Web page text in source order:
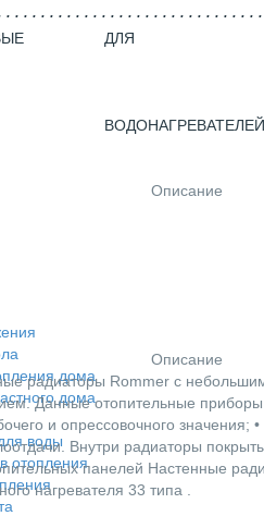
ДЛЯ
ВОДОНАГРЕВАТЕЛЕЙ
дома
дома
воды
отопления
Описание
Описание
радиаторы Rommer с
Данные отопительные
и опрессовочного
Внутри радиаторы
панелей Настенные
нагревателя 33 типа .